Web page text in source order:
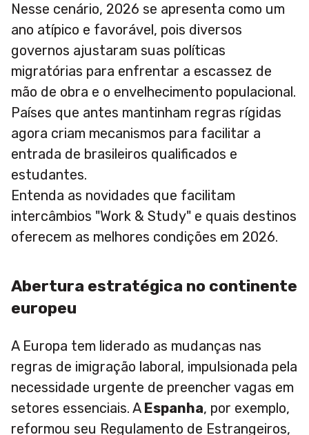
Nesse cenário, 2026 se apresenta como um
ano atípico e favorável, pois diversos
governos ajustaram suas políticas
migratórias para enfrentar a escassez de
mão de obra e o envelhecimento populacional.
Países que antes mantinham regras rígidas
agora criam mecanismos para facilitar a
entrada de brasileiros qualificados e
estudantes.
Entenda as novidades que facilitam
intercâmbios "Work & Study" e quais destinos
oferecem as melhores condições em 2026.
Abertura estratégica no continente
europeu
A Europa tem liderado as mudanças nas
regras de imigração laboral, impulsionada pela
necessidade urgente de preencher vagas em
setores essenciais. A Espanha, por exemplo,
reformou seu Regulamento de Estrangeiros,